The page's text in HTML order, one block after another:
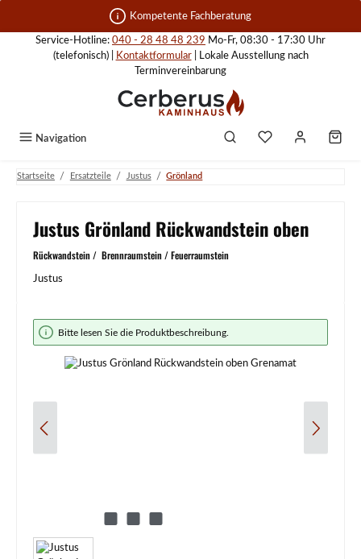
Zum Hauptinhalt springen Kompetente Fachberatung
Service-Hotline: 040 - 28 48 48 239 Mo-Fr, 08:30 - 17:30 Uhr
(telefonisch) |
Kontaktformular| Lokale Ausstellung nach
Terminvereinbarung
Navigation
Startseite / Ersatzteile / Justus / Grönland
Justus Grönland Rückwandstein oben
Rückwandstein / Brennraumstein / Feuerraumstein
Justus
Bildergalerie überspringen
Bitte lesen Sie die Produktbeschreibung.